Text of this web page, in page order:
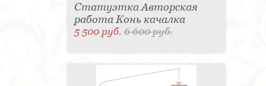
Статуэтка Авторская
работа Конь качалка
5 500 руб.6 600 руб.